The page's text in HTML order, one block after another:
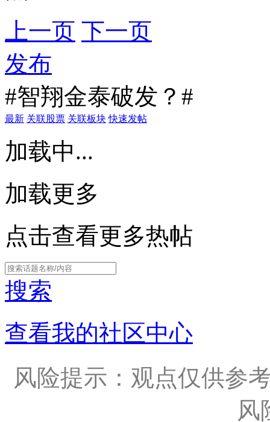
上一页 下一页
发布
#智翔金泰破发？#
最新 关联股票 关联板块 快速发帖
加载中...
加载更多
点击查看更多热帖
搜索
查看我的社区中心
风险提示：观点仅供参
风